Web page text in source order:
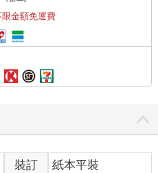
限金額免運費
裝訂
紙本平裝